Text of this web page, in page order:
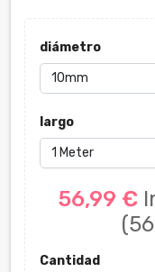
diámetro
largo
56,99 €
Cantidad